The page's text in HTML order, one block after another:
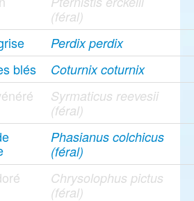
(féral)
Perdix perdix
blés Coturnix coturnix
Syrmaticus reevesii
(féral)
Phasianus colchicus
(féral)
Chrysolophus pictus
(féral)